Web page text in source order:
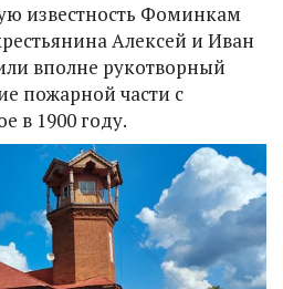
известность Фоминкам
Алексей и Иван
вполне рукотворный
пожарной части с
в 1900 году.